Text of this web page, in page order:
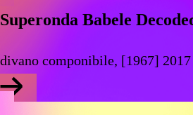
Superonda Babele
divano componibile, [1967] 2017